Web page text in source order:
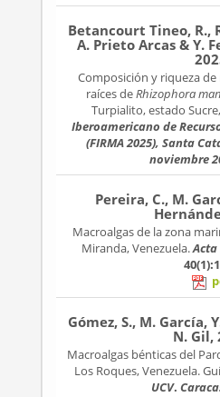
Betancourt Tineo, R.,
A. Prieto Arcas & Y.
Composición y riqueza de
raíces deRhizophora
Turpialito, estado
Iberoamericano de
(FIRMA 2025), Santa
noviembre
Pereira, C., M.
Macroalgas de la zona
Miranda, Venezuela.
Gómez, S., M. García,
N. Gil,
Macroalgas bénticas del
Los Roques, Venezuela.
UCV.